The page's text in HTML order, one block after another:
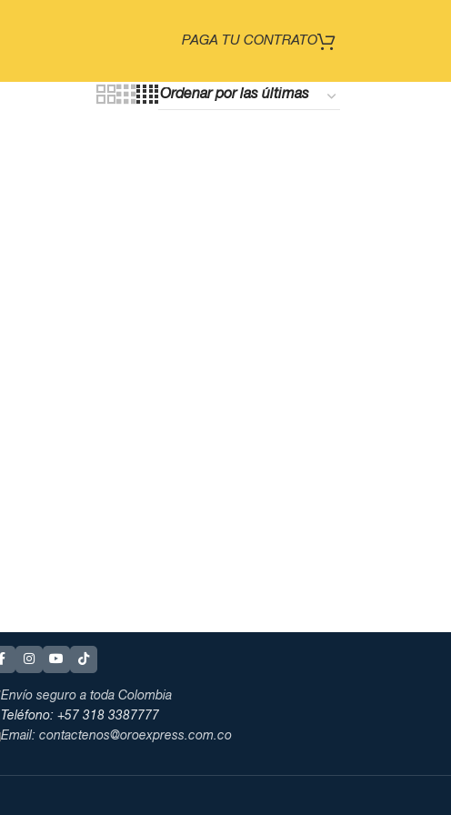
PAGA TU CONTRATO
Envío seguro a toda Colombia
Teléfono: +57 318 3387777
Email: contactenos@oroexpress.com.co